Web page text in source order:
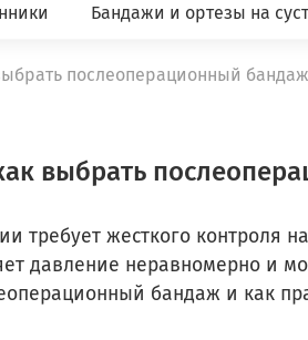
Бандажи и ортезы на
послеоперационный бандаж
выбрать
требует жесткого контроля
давление неравномерно и
бандаж и как